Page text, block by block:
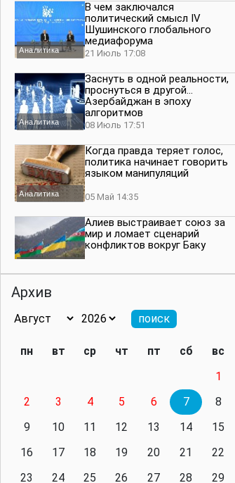
Аналитика
В чем заключался
политический смысл IV
Шушинского глобального
медиафорума
21 Июль 17:08
Аналитика
Заснуть в одной реальности,
проснуться в другой…
Азербайджан в эпоху
алгоритмов
08 Июль 17:51
Аналитика
Когда правда теряет голос,
политика начинает говорить
языком манипуляций
05 Май 14:35
Алиев выстраивает союз за
мир и ломает сценарий
конфликтов вокруг Баку
значимость региона
нейтралитета больше не будет
Политика
президенту приходится все
делать самому
Архив
пн вт ср чт пт сб
вс
1
2
3 4 5 6 7
8
9
10 11 12 13 14
15
16
17 18 19 20 21
22
23
24 25 26 27 28
29